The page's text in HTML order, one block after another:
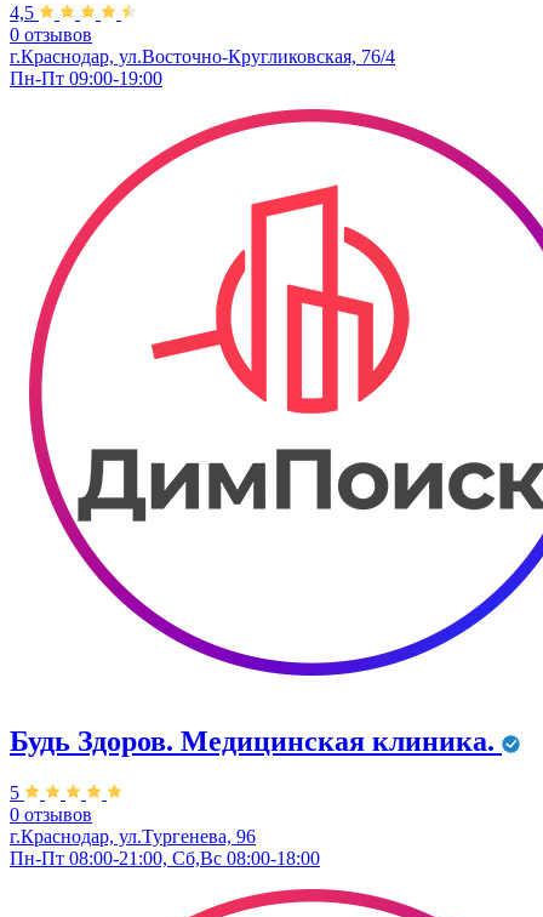
4,5
0 отзывов
г.Краснодар, ул.Восточно-Кругликовская, 76/4
Пн-Пт 09:00-19:00
Будь Здоров. Медицинская клиника.
5
0 отзывов
г.Краснодар, ул.Тургенева, 96
Пн-Пт 08:00-21:00, Сб,Вс 08:00-18:00